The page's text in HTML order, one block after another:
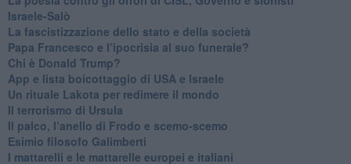
Israele-Salò
​La fascistizzazione dello stato e della società
Papa Francesco e l’ipocrisia al suo funerale?
​Chi è Donald Trump?
App e lista boicottaggio di USA e Israele
​Un rituale Lakota per redimere il mondo
Il terrorismo di Ursula
​Il palco, l’anello di Frodo e scemo-scemo
Esimio filosofo Galimberti
​I mattarelli e le mattarelle europei e italiani